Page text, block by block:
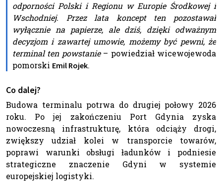
odporności Polski i Regionu w Europie Środkowej i
Wschodniej. Przez lata koncept ten pozostawał
wyłącznie na papierze, ale dziś, dzięki odważnym
decyzjom i zawartej umowie, możemy być pewni, że
terminal ten powstanie– powiedział wicewojewoda
pomorski Emil Rojek.
Co dalej?
Budowa terminalu potrwa do drugiej połowy 2026
roku. Po jej zakończeniu Port Gdynia zyska
nowoczesną infrastrukturę, która odciąży drogi,
zwiększy udział kolei w transporcie towarów,
poprawi warunki obsługi ładunków i podniesie
strategiczne znaczenie Gdyni w systemie
europejskiej logistyki.